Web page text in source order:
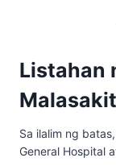
Listahan
Sa ilalim ng
General Hospital